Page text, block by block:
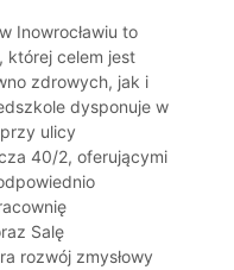
Inowrocławiu to
której celem jest
zdrowych, jak i
dysponuje w
ulicy
40/2, oferującymi
Salę
rozwój zmysłowy